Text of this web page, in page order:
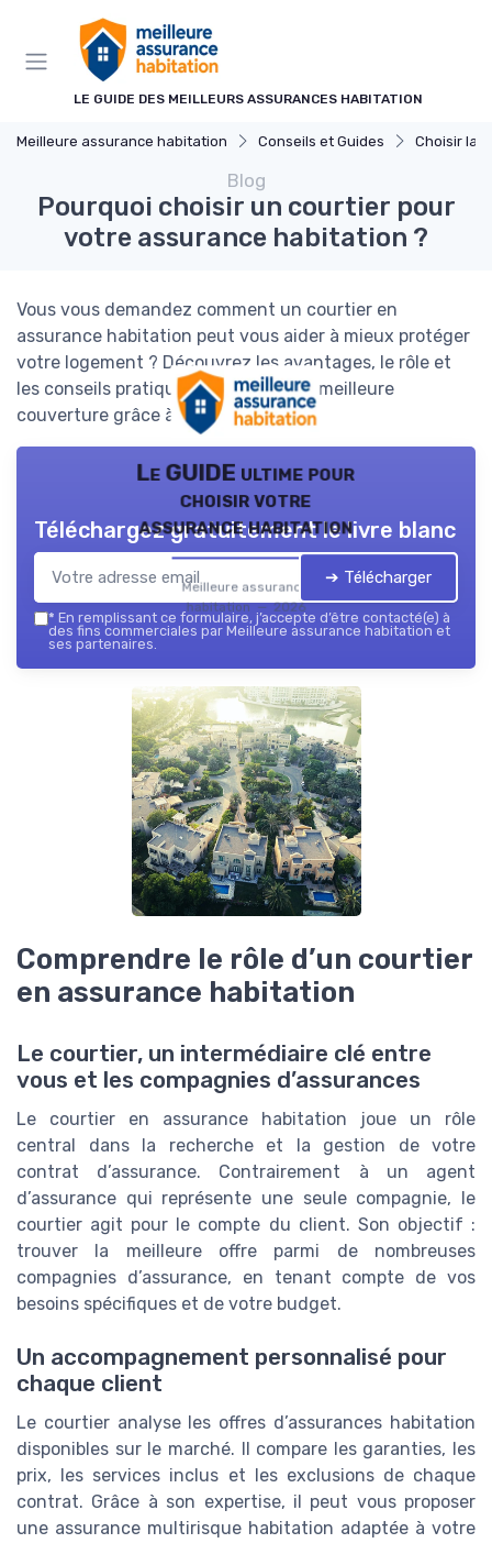
LE GUIDE DES MEILLEURS ASSURANCES HABITATION
Meilleure assurance habitation Conseils et Guides Choisir la
Blog
Pourquoi choisir un courtier pour
votre assurance habitation ?
Vous vous demandez comment un courtier en
assurance habitation peut vous aider à mieux protéger
votre logement ? Découvrez les avantages, le rôle et
les conseils pratiques pour choisir la meilleure
couverture grâce à un expert.
Le GUIDE ultime pour
choisir votre
assurance habitation
Meilleure assurance
habitation — 2026
Téléchargez gratuitement le livre blanc
➔ Télécharger
* En remplissant ce formulaire, j’accepte d’être contacté(e) à
des fins commerciales par Meilleure assurance habitation et
ses partenaires.
Comprendre le rôle d’un courtier
en assurance habitation
Le courtier, un intermédiaire clé entre
vous et les compagnies d’assurances
Le courtier en assurance habitation joue un rôle
central dans la recherche et la gestion de votre
contrat d’assurance. Contrairement à un agent
d’assurance qui représente une seule compagnie, le
courtier agit pour le compte du client. Son objectif :
trouver la meilleure offre parmi de nombreuses
compagnies d’assurance, en tenant compte de vos
besoins spécifiques et de votre budget.
Un accompagnement personnalisé pour
chaque client
Le courtier analyse les offres d’assurances habitation
disponibles sur le marché. Il compare les garanties, les
prix, les services inclus et les exclusions de chaque
contrat. Grâce à son expertise, il peut vous proposer
une assurance multirisque habitation adaptée à votre
Panneau de gestion des cookies